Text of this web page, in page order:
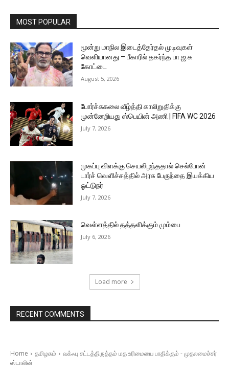
MOST POPULAR
மூன்று மாநில இடைத்தேர்தல் முடிவுகள்
வெளியானது – பீகாரில் தகர்ந்த பா.ஜ.க
கோட்டை
August 5, 2026
போர்ச்சுகலை வீழ்த்தி காலிறுதிக்கு
முன்னேறியது ஸ்பெயின் அணி | FIFA WC 2026
July 7, 2026
முகப்பு விளக்கு செயலிழந்ததால் செல்போன்
டார்ச் வெளிச்சத்தில் அரசு பேருந்தை இயக்கிய
ஓட்டுநர்
July 7, 2026
வெள்ளத்தில் தத்தளிக்கும் மும்பை
July 6, 2026
Load more
RECENT COMMENTS